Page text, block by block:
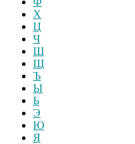
Х
Ц
Ч
Ш
Щ
Ъ
Ы
Ь
Э
Ю
Я